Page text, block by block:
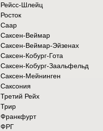
Рейсс-Шлейц
Росток
Саар
Саксен-Веймар
Саксен-Веймар-Эйзенах
Саксен-Кобург-Гота
Саксен-Кобург-Заальфельд
Саксен-Мейнинген
Саксония
Третий Рейх
Трир
Франкфурт
ФРГ